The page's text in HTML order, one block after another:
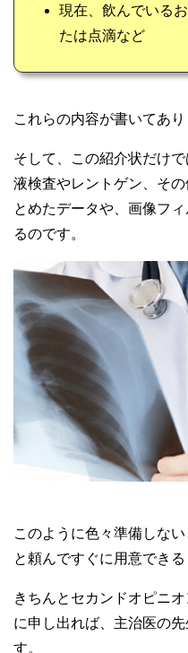
現在、飲んでいる
たは点滴など
これらの内容が書いてあり
そして、この紹介状だけ
液検査やレントゲン、そ
とめたデータや、画像フ
るのです。
このように色々準備しな
と頼んですぐに用意できる
きちんとセカンドオピニ
に申し出れば、主治医の
す。